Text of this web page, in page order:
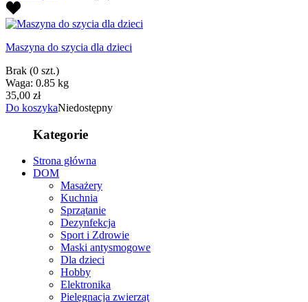
Maszyna do szycia dla dzieci
Brak (0 szt.)
Waga: 0.85 kg
35,00 zł
Do koszykaNiedostępny
Kategorie
Strona główna
DOM
Masażery
Kuchnia
Sprzątanie
Dezynfekcja
Sport i Zdrowie
Maski antysmogowe
Dla dzieci
Hobby
Elektronika
Pielęgnacja zwierząt